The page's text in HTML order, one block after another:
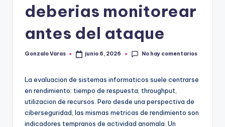
deberias monitorear
antes del ataque
Publicado
Gonzalo Varas junio 6, 2026 No hay comentarios
La evaluacion de sistemas informaticos suele centrarse
en rendimiento: tiempo de respuesta, throughput,
utilizacion de recursos. Pero desde una perspectiva de
ciberseguridad, las mismas metricas de rendimiento son
indicadores tempranos de actividad anomala. Un